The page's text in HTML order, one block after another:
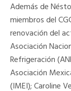
Además de
miembros del
renovación del
Asociación
Refrigeración
Asociación
(IMEI); Caroline